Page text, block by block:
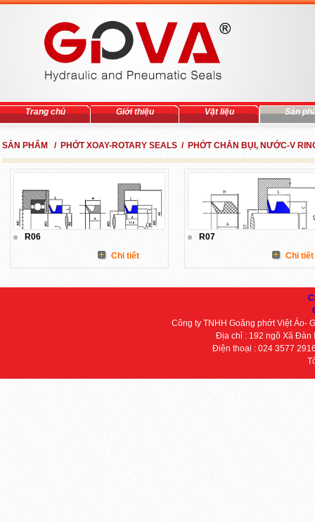
Trang chủ Giới thiệu Vật liệu Sản
SẢN PHẨM / PHỚT XOAY-ROTARY SEALS / PHỚT CHẮN BỤI, NƯỚC-V
R06
Chi tiết
R07
Chi tiết
Công ty TNHH Goăng phớt Việt Áo-
Địa chỉ : 192 ngõ Xã Đàn
Điện thoại : 024 3577